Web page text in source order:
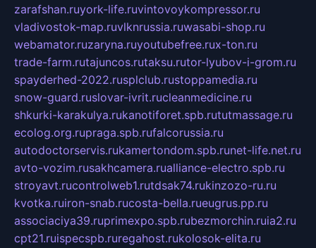
zarafshan.ruyork-life.ruvintovoykompressor.ru
vladivostok-map.ruvlknrussia.ruwasabi-shop.ru
webamator.ruzaryna.ruyoutubefree.rux-ton.ru
trade-farm.rutajuncos.rutaksu.rutor-lyubov-i-grom.ru
spayderhed-2022.rusplclub.rustoppamedia.ru
snow-guard.ruslovar-ivrit.rucleanmedicine.ru
shkurki-karakulya.rukanotiforet.spb.rututmassage.ru
ecolog.org.rupraga.spb.rufalcorussia.ru
autodoctorservis.rukamertondom.spb.runet-life.net.ru
avto-vozim.rusakhcamera.rualliance-electro.spb.ru
stroyavt.rucontrolweb1.rutdsak74.rukinzozo-ru.ru
kvotka.ruiron-snab.rucosta-bella.rueugrus.pp.ru
associaciya39.ruprimexpo.spb.rubezmorchin.ruia2.ru
cpt21.ruispecspb.ruregahost.rukolosok-elita.ru